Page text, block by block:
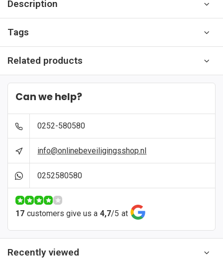
Description
Tags
Related products
Can we help?
0252-580580
info@onlinebeveiligingsshop.nl
0252580580
17 customers give us a 4,7/5 at
Recently viewed